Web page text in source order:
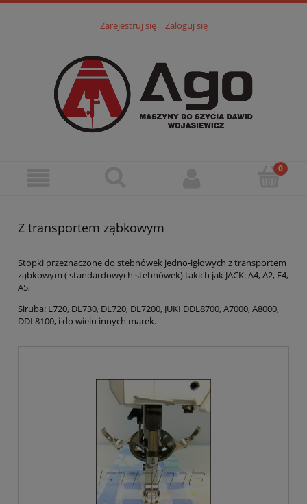
Zarejestruj się Zaloguj się
Z transportem ząbkowym
Stopki przeznaczone do stebnówek jedno-igłowych z transportem
ząbkowym ( standardowych stebnówek) takich jak JACK: A4, A2, F4,
A5,
Siruba: L720, DL730, DL720, DL7200, JUKI DDL8700, A7000, A8000,
DDL8100, i do wielu innych marek.